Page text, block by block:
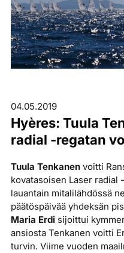
04.05.2019
Hyères: Tuula
radial -regatan
Tuula Tenkanen voitti
kovatasoisen Laser radial
lauantain mitalilähdössä
päätöspäivää yhdeksän
Maria Erdi sijoittui
ansiosta Tenkanen voitti
turvin. Viime vuoden